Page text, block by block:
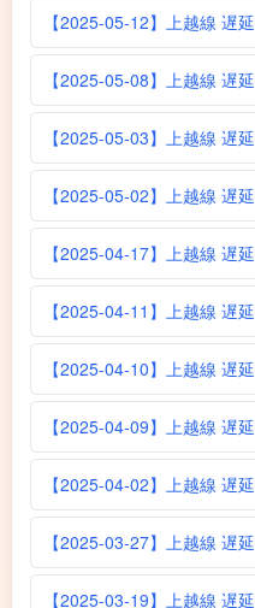
【2025-05-12】上越線 遅延
【2025-05-08】上越線 遅延
【2025-05-03】上越線 遅延
【2025-05-02】上越線 遅延
【2025-04-17】上越線 遅延
【2025-04-11】上越線 遅延
【2025-04-10】上越線 遅延
【2025-04-09】上越線 遅延
【2025-04-02】上越線 遅延
【2025-03-27】上越線 遅延
【2025-03-19】上越線 遅延